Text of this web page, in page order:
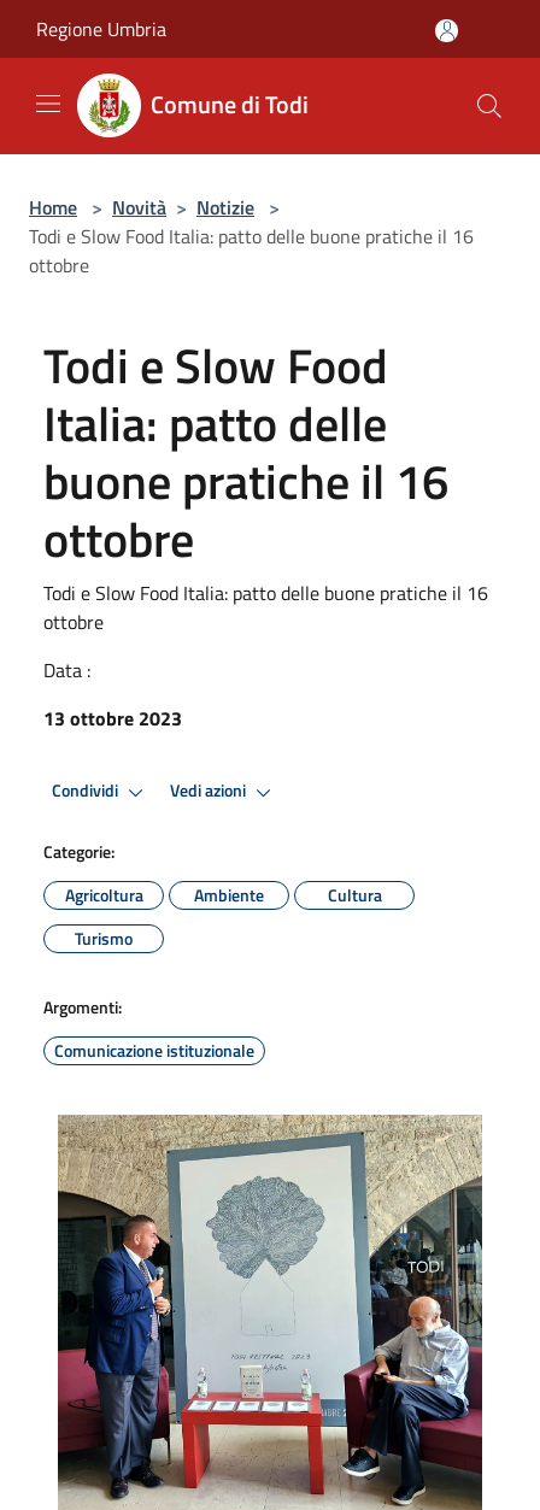
Regione Umbria
Comune di Todi
Home > Novità > Notizie >
Todi e Slow Food Italia: patto delle buone pratiche il 16
ottobre
Todi e Slow Food
Italia: patto delle
buone pratiche il 16
ottobre
Todi e Slow Food Italia: patto delle buone pratiche il 16
ottobre
Data :
13 ottobre 2023
Condividi Vedi azioni
Categorie:
Agricoltura
Ambiente
Cultura
Turismo
Argomenti:
Comunicazione istituzionale